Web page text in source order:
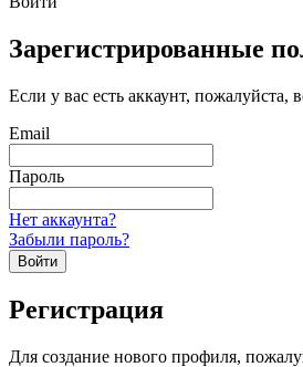
Зарегистрированные
Если у вас есть аккаунт, пожалуйста,
Email
Пароль
Нет аккаунта?
Забыли пароль?
Войти
Регистрация
Для создание нового профиля,